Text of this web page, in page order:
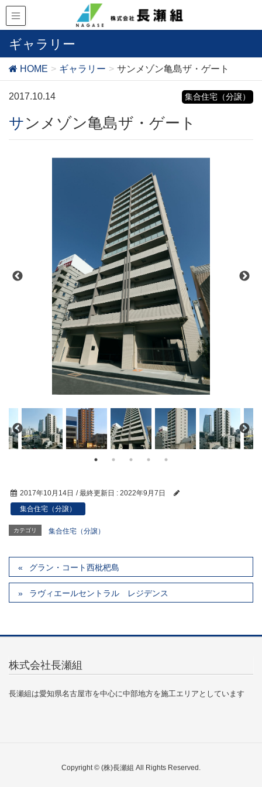
ギャラリー
HOME ギャラリー サンメゾン亀島ザ・ゲート
2017.10.14 集合住宅（分譲）
サンメゾン亀島ザ・ゲート
2017年10月14日 / 最終更新日 : 2022年9月7日
集合住宅（分譲）
カテゴリ 集合住宅（分譲）
グラン・コート西枇杷島
ラヴィエールセントラル レジデンス
株式会社長瀬組
長瀬組は愛知県名古屋市を中心に中部地方を施工エリアとしています
Copyright © (株)長瀬組 All Rights Reserved.